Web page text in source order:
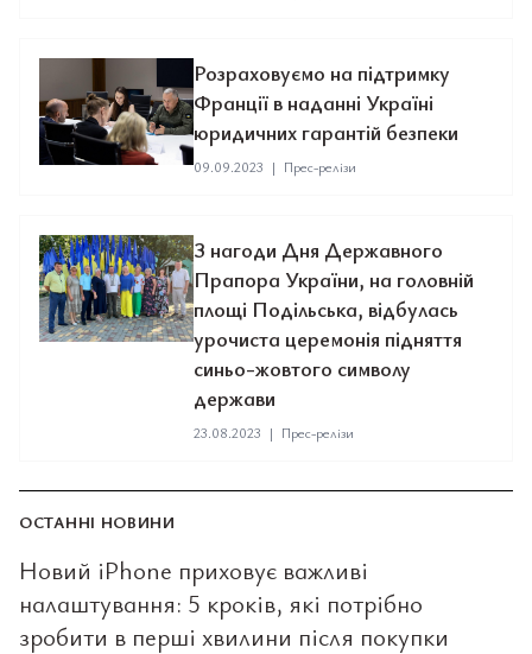
Розраховуємо на підтримку
Франції в наданні Україні
юридичних гарантій безпеки
09.09.2023 | Прес-релізи
З нагоди Дня Державного
Прапора України, на головній
площі Подільська, відбулась
урочиста церемонія підняття
синьо-жовтого символу
держави
23.08.2023 | Прес-релізи
ОСТАННІ НОВИНИ
Новий iPhone приховує важливі
налаштування: 5 кроків, які потрібно
зробити в перші хвилини після покупки